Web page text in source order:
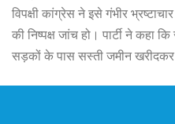
विपक्षी कांग्रेस ने इसे गंभीर
की निष्पक्ष जांच हो। पार्टी ने कहा
सड़कों के पास सस्ती जमीन खरीदकर